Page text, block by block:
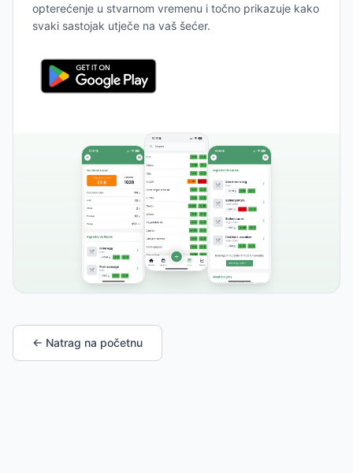
opterećenje u stvarnom vremenu i točno prikazuje kako
svaki sastojak utječe na vaš šećer.
← Natrag na početnu